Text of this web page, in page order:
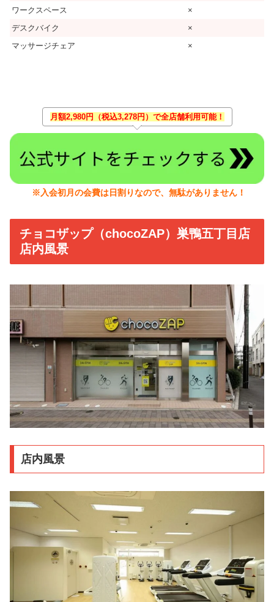
ワークスペース
×
デスクバイク
×
マッサージチェア
×
月額2,980円（税込3,278円）で全店舗利用可能！
※入会初月の会費は日割りなので、無駄がありません！
チョコザップ（chocoZAP）巣鴨五丁目店
店内風景
店内風景